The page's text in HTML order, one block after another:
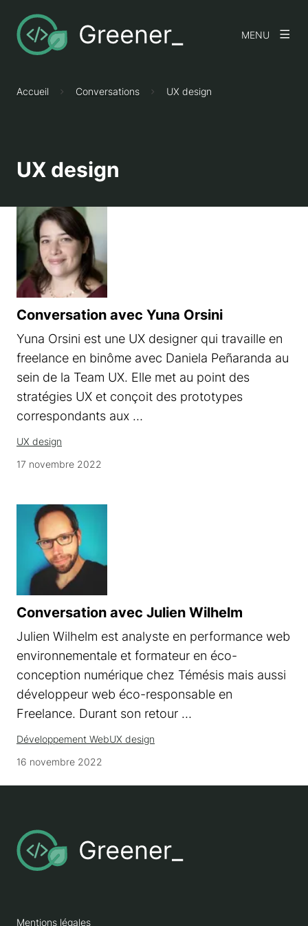
MENU
Accueil Conversations UX design
UX design
Conversation avec Yuna Orsini
Yuna Orsini est une UX designer qui travaille en
freelance en binôme avec Daniela Peñaranda au
sein de la Team UX. Elle met au point des
stratégies UX et conçoit des prototypes
correspondants aux …
UX design
17 novembre 2022
Conversation avec Julien Wilhelm
Julien Wilhelm est analyste en performance web
environnementale et formateur en éco-
conception numérique chez Témésis mais aussi
développeur web éco-responsable en
Freelance. Durant son retour …
Développement WebUX design
16 novembre 2022
Mentions légales